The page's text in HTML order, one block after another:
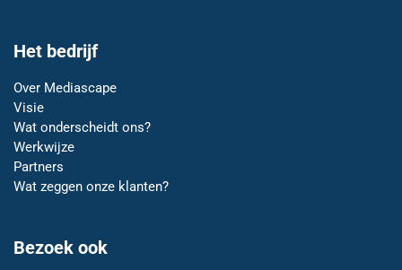
Het bedrijf
Over Mediascape
Visie
Wat onderscheidt ons?
Werkwijze
Partners
Wat zeggen onze klanten?
Bezoek ook